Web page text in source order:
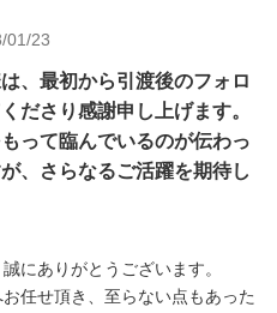
01/23
、最初から引渡後のフォロ
ださり感謝申し上げます。
って臨んでいるのが伝わっ
、さらなるご活躍を期待し
にありがとうございます。
任せ頂き、至らない点もあった